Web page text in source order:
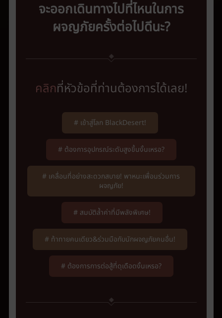
จะออกเดินทางไปที่ไหนในการ
ผจญภัยครั้งต่อไปดีนะ?
คลิกที่หัวข้อที่ท่านต้องการได้เลย!
# เข้าสู่โลก BlackDesert!
# ต้องการอุปกรณ์ระดับสูงขึ้นงั้นเหรอ?
# เคลื่อนที่อย่างสะดวกสบาย! พาหนะเพื่อนร่วมการ
ผจญภัย!
# สมบัติล้ำค่าที่มีพลังพิเศษ!
# ท้าทายคนเดียว&ร่วมมือกับนักผจญภัยคนอื่น!
# ต้องการการต่อสู้ที่ดุเดือดงั้นเหรอ?